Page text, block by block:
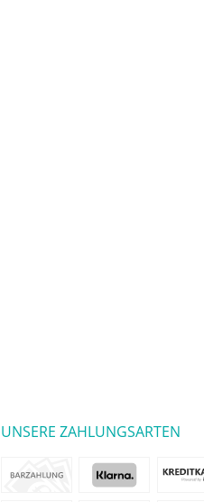
UNSERE ZAHLUNGSARTEN